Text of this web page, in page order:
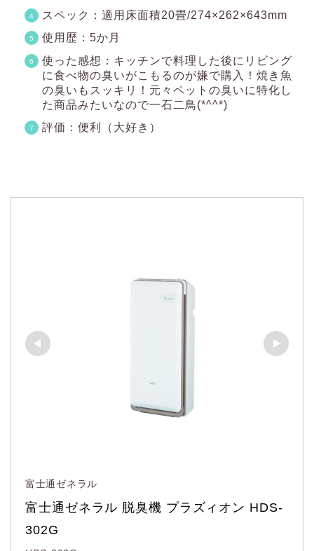
スペック：適用床面積20畳/274×262×643mm
使用歴：5か月
使った感想：キッチンで料理した後にリビング
に食べ物の臭いがこもるのが嫌で購入！焼き魚
の臭いもスッキリ！元々ペットの臭いに特化し
た商品みたいなので一石二鳥(*^^*)
評価：便利（大好き）
富士通ゼネラル
富士通ゼネラル 脱臭機 プラズィオン HDS-
302G